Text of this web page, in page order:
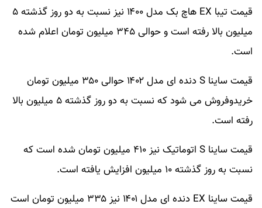
قیمت تیبا EX هاچ بک مدل ۱۴۰۰ نیز نسبت به دو روز گذشته ۵
میلیون بالا رفته است و حوالی ۳۴۵ میلیون تومان اعلام شده
است.
قیمت ساینا S دنده ای‌ مدل ۱۴۰۲ حوالی ۳۵۰ میلیون تومان
خریدوفروش می شود که نسبت به دو روز گذشته ۵ میلیون بالا
رفته است.
قیمت ساینا S اتوماتیک نیز ۴۱۰ میلیون تومان شده است که
نسبت به روز گذشته ۱۰ میلیون افزایش یافته است.
قیمت ساینا EX دنده ای مدل ۱۴۰۱ نیز ۳۳۵ میلیون تومان است